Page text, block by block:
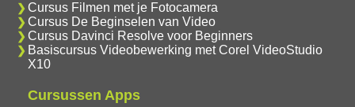
Cursus Filmen met je Fotocamera
Cursus De Beginselen van Video
Cursus Davinci Resolve voor Beginners
Basiscursus Videobewerking met Corel VideoStudio
X10
Cursussen Apps